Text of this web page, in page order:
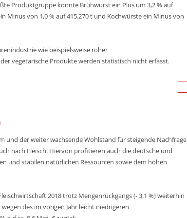
Produktgruppe konnte Brühwurst ein Plus um 3,2 % auf
Minus von 1,0 % auf 415.270 t und Kochwürste ein Minus von
wie beispielsweise roher
vegetarische Produkte werden statistisch nicht erfasst.
und der weiter wachsende Wohlstand für steigende Nachfrage
nach Fleisch. Hiervon profitieren auch die deutsche und
und stabilen natürlichen Ressourcen sowie dem hohen
2018 trotz Mengenrückgangs (- 3,1 %) weiterhin
des im vorigen Jahr leicht niedrigeren